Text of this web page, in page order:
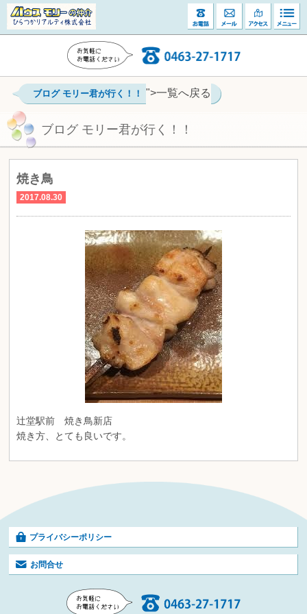
ブログ モリー君が行く！！ ">一覧へ戻る
ブログ モリー君が行く！！
焼き鳥
2017.08.30
辻堂駅前 焼き鳥新店
焼き方、とても良いです。
プライバシーポリシー
お問合せ